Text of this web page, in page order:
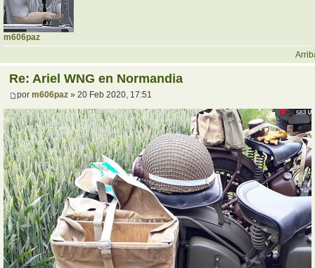
m606paz
Re: Ariel WNG en Normandia
por m606paz » 20 Feb 2020, 17:51